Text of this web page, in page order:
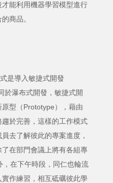
能利用機器學習模型進行
商品。
是導入敏捷式開發
於瀑布式開發，敏捷式開
型（Prototype），藉由
於完善，這樣的工作模式
去了解彼此的專案進度，
在部門會議上將有各組專
在下午時段，同仁也輪流
作練習，相互砥礪彼此學